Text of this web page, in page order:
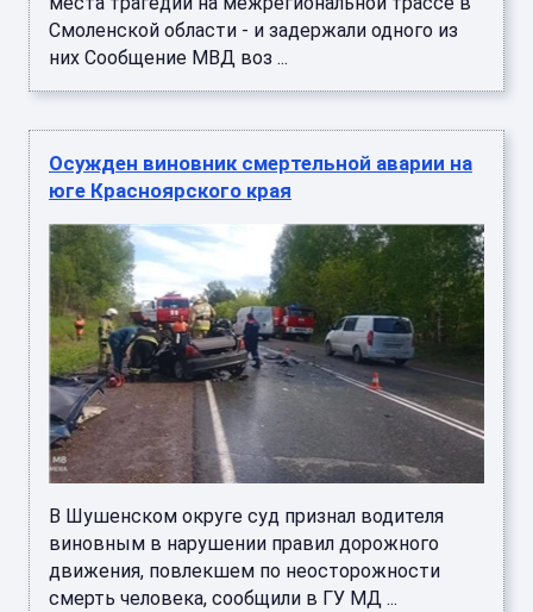
Смоленской области - и задержали одного из
них Сообщение МВД воз ...
Осужден виновник смертельной аварии на
юге Красноярского края
В Шушенском округе суд признал водителя
виновным в нарушении правил дорожного
движения, повлекшем по неосторожности
смерть человека, сообщили в ГУ МД ...